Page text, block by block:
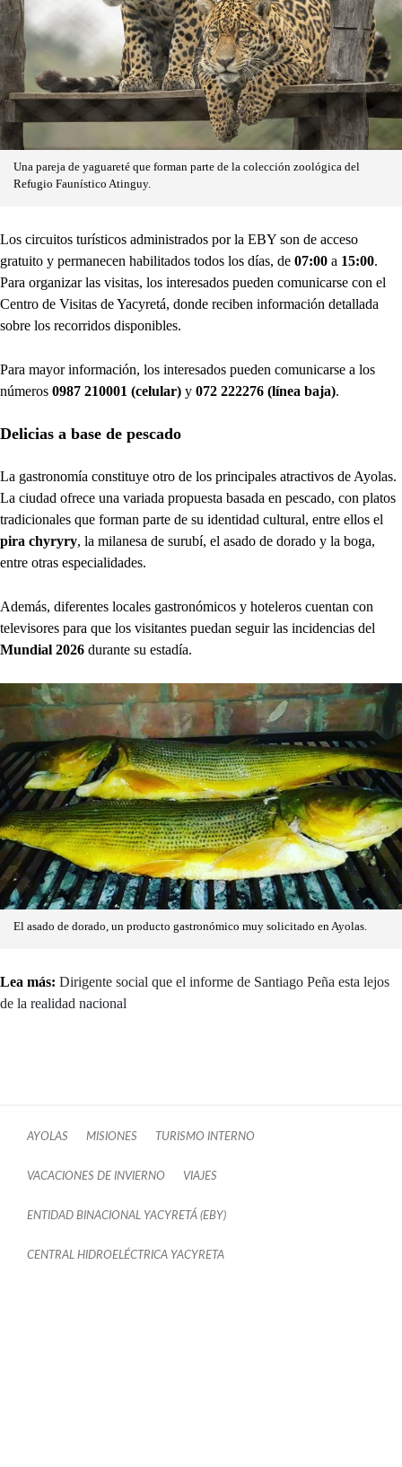
Una pareja de yaguareté que forman parte de la colección zoológica del
Refugio Faunístico Atinguy.
Los circuitos turísticos administrados por la EBY son de acceso
gratuito y permanecen habilitados todos los días, de 07:00 a 15:00.
Para organizar las visitas, los interesados pueden comunicarse con el
Centro de Visitas de Yacyretá, donde reciben información detallada
sobre los recorridos disponibles.
Para mayor información, los interesados pueden comunicarse a los
números 0987 210001 (celular) y 072 222276 (línea baja).
Delicias a base de pescado
La gastronomía constituye otro de los principales atractivos de Ayolas.
La ciudad ofrece una variada propuesta basada en pescado, con platos
tradicionales que forman parte de su identidad cultural, entre ellos el
pira chyryry, la milanesa de surubí, el asado de dorado y la boga,
entre otras especialidades.
Además, diferentes locales gastronómicos y hoteleros cuentan con
televisores para que los visitantes puedan seguir las incidencias del
Mundial 2026 durante su estadía.
El asado de dorado, un producto gastronómico muy solicitado en Ayolas.
Lea más: Dirigente social que el informe de Santiago Peña esta lejos
de la realidad nacional
AYOLAS MISIONES TURISMO INTERNO
VACACIONES DE INVIERNO VIAJES
ENTIDAD BINACIONAL YACYRETÁ (EBY)
CENTRAL HIDROELÉCTRICA YACYRETA